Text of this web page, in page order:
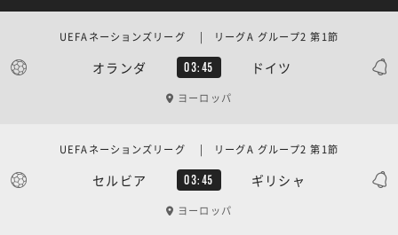
オランダ 03:45 ドイツ
UEFAネーションズリーグ | リーグA グループ2 第1節
ヨーロッパ
セルビア 03:45 ギリシャ
UEFAネーションズリーグ | リーグA グループ2 第1節
ヨーロッパ